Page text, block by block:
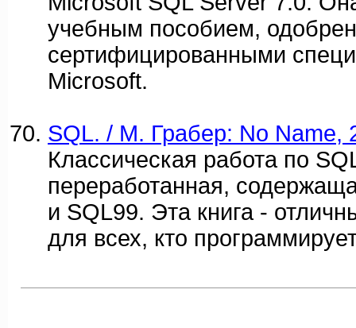
учебным пособием,
сертифицированными
Microsoft.
SQL. / М. Грабер: No Name,
Классическая работа по
переработанная,
и SQL99. Эта книга -
для всех, кто